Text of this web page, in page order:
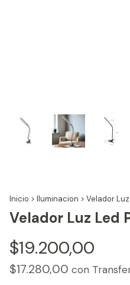
Inicio > Iluminacion > Velador
Velador Luz Led
$19.200,00
$17.280,00 con